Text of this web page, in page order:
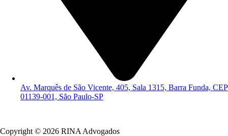
Av. Marquês de São Vicente, 405, Sala 1315, Barra Funda, CEP
01139-001, São Paulo-SP
Copyright © 2026 RINA Advogados